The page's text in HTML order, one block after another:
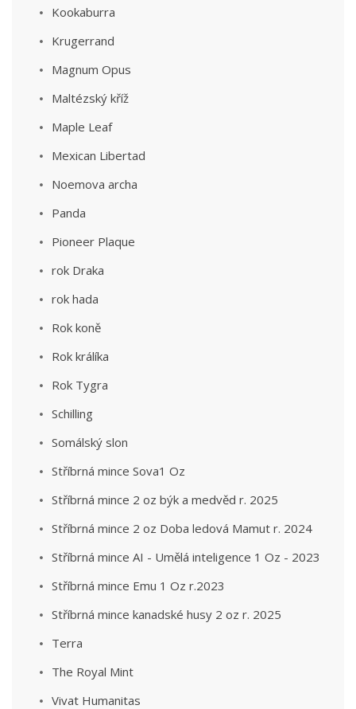
Kookaburra
Krugerrand
Magnum Opus
Maltézský kříž
Maple Leaf
Mexican Libertad
Noemova archa
Panda
Pioneer Plaque
rok Draka
rok hada
Rok koně
Rok králíka
Rok Tygra
Schilling
Somálský slon
Stříbrná mince Sova1 Oz
Stříbrná mince 2 oz býk a medvěd r. 2025
Stříbrná mince 2 oz Doba ledová Mamut r. 2024
Stříbrná mince AI - Umělá inteligence 1 Oz - 2023
Stříbrná mince Emu 1 Oz r.2023
Stříbrná mince kanadské husy 2 oz r. 2025
Terra
The Royal Mint
Vivat Humanitas